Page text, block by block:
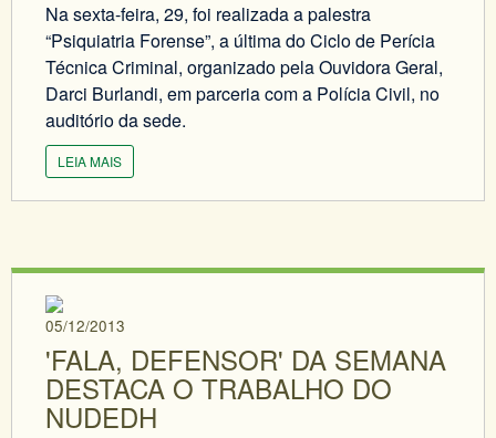
Na sexta-feira, 29, foi realizada a palestra
“Psiquiatria Forense”, a última do Ciclo de Perícia
Técnica Criminal, organizado pela Ouvidora Geral,
Darci Burlandi, em parceria com a Polícia Civil, no
auditório da sede.
LEIA MAIS
05/12/2013
'FALA, DEFENSOR' DA SEMANA
DESTACA O TRABALHO DO
NUDEDH